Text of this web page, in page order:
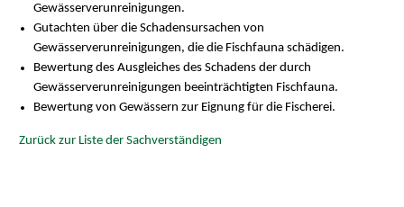
Gewässerverunreinigungen.
Gutachten über die Schadensursachen von
Gewässerverunreinigungen, die die Fischfauna schädigen.
Bewertung des Ausgleiches des Schadens der durch
Gewässerverunreinigungen beeinträchtigten Fischfauna.
Bewertung von Gewässern zur Eignung für die Fischerei.
Zurück zur Liste der Sachverständigen